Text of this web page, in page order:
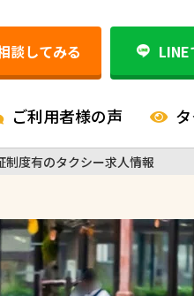
談してみる
ご利用者様の声
制度有のタクシー求人情報